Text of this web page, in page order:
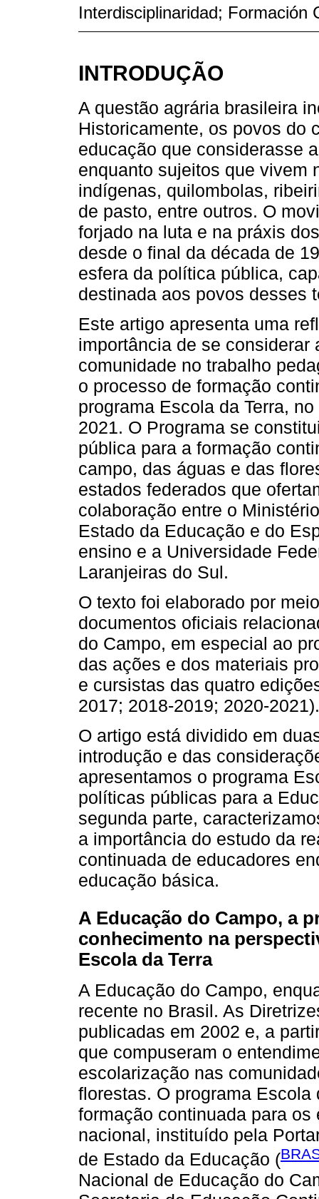
Interdisciplinaridad; Formación
INTRODUÇÃO
A questão agrária brasileira
Historicamente, os povos do
educação que considerasse
enquanto sujeitos que vivem
indígenas, quilombolas,
de pasto, entre outros. O
forjado na luta e na práxis
desde o final da década de
esfera da política pública,
destinada aos povos desses
Este artigo apresenta uma
importância de se
comunidade no trabalho
o processo de formação
programa Escola da Terra,
2021. O Programa se
pública para a formação
campo, das águas e das
estados federados que
colaboração entre o
Estado da Educação e do
ensino e a Universidade
Laranjeiras do Sul.
O texto foi elaborado por
documentos oficiais
do Campo, em especial ao
das ações e dos materiais
e cursistas das quatro
2017; 2018-2019; 2020-2021).
O artigo está dividido em
introdução e das
apresentamos o programa
políticas públicas para a
segunda parte,
a importância do estudo da
continuada de educadores
educação básica.
A Educação do Campo, a
conhecimento na
Escola da Terra
A Educação do Campo,
recente no Brasil. As
publicadas em 2002 e, a
que compuseram o
escolarização nas
florestas. O programa
formação continuada para
nacional, instituído pela
de Estado da Educação (
Nacional de Educação do